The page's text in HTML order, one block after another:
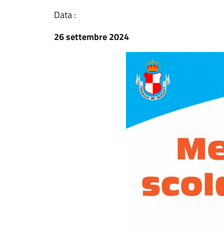
Data :
26 settembre 2024